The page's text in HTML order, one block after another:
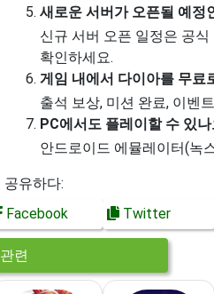
새로운 서버가 오픈될 예정
신규 서버 오픈 일정은 공
확인하세요.
게임 내에서 다이아를 무료
출석 보상, 미션 완료, 이벤
PC에서도 플레이할 수 있나
안드로이드 에뮬레이터(녹
공유하다:
Facebook
Twitter
관련